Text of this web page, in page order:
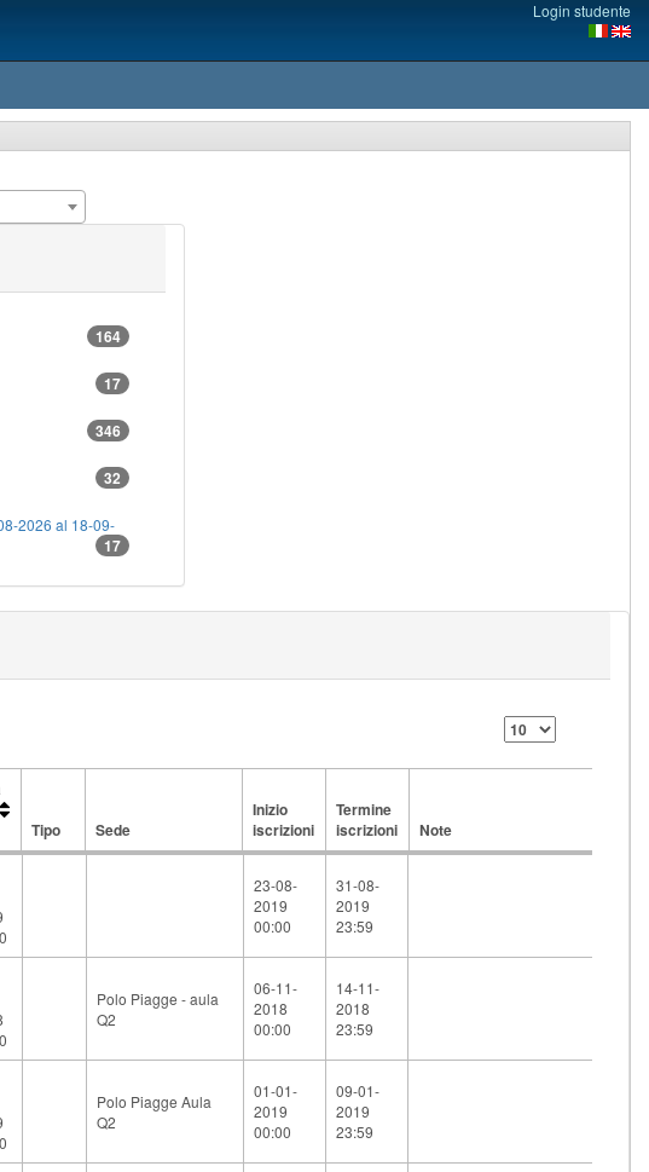
Login studente
164
17
346
32
2026 al 18-09-
17
Tipo Sede
Inizio
iscrizioni
Termine
iscrizioni
Note
iscrizioni
iscrizioni
23-08-
2019
00:00
31-08-
2019
23:59
Polo Piagge - aula
Q2
06-11-
2018
00:00
14-11-
2018
23:59
Polo Piagge Aula
Q2
01-01-
2019
00:00
09-01-
2019
23:59